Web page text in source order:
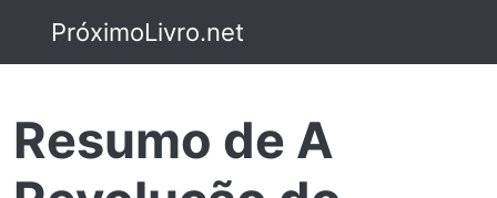
PróximoLivro.net
Resumo de A